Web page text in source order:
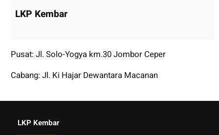
LKP Kembar
Pusat: Jl. Solo-Yogya km.30 Jombor Ceper
Cabang: Jl. Ki Hajar Dewantara Macanan
LKP Kembar